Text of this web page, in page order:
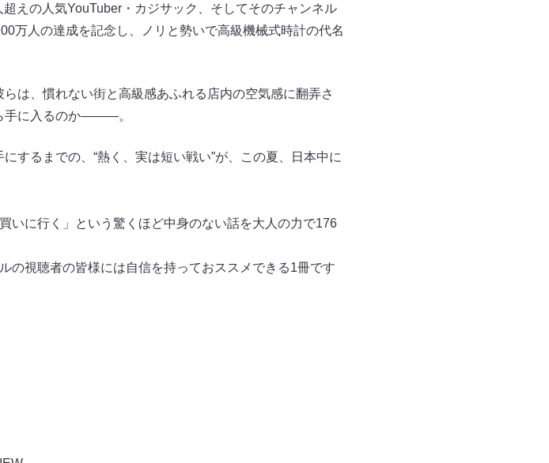
えの人気YouTuber・カジサック、そしてそのチャンネル
人の達成を記念し、ノリと勢いで高級機械式時計の代名
は、慣れない街と高級感あふれる店内の空気感に翻弄さ
手に入るのか―――。
するまでの、“熱く、実は短い戦い”が、この夏、日本中に
に行く」という驚くほど中身のない話を大人の力で176
視聴者の皆様には自信を持っておススメできる1冊です